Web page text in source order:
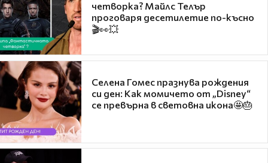
четворка? Майлс Телър
проговаря десетилетие по-късно
🎬👀💥
Селена Гомес празнува рождения
си ден: Как момичето от „Disney“
се превърна в световна икона🤩🎂